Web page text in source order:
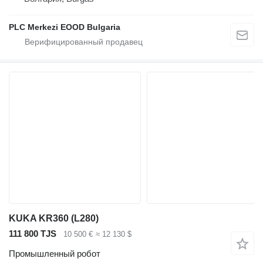
PLC Merkezi EOOD Bulgaria
KUKA KR360 (L280)
111 800 TJS
10 500 € ≈ 12 130 $
Промышленный робот